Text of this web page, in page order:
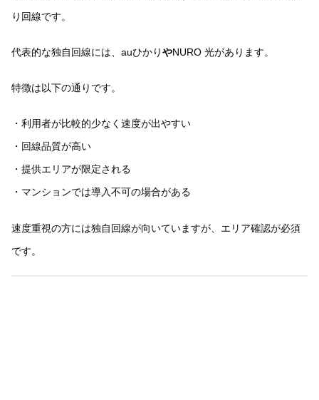
り回線です。
代表的な独自回線には、auひかりやNURO 光があります。
特徴は以下の通りです。
・利用者が比較的少なく速度が出やすい
・回線品質が高い
・提供エリアが限定される
・マンションでは導入不可の場合がある
速度重視の方には独自回線が向いていますが、エリア確認が必須
です。